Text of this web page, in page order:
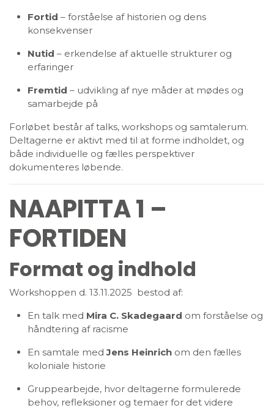
Fortid – forståelse af historien og dens
konsekvenser
Nutid – erkendelse af aktuelle strukturer og
erfaringer
Fremtid – udvikling af nye måder at mødes og
samarbejde på
Forløbet består af talks, workshops og samtalerum.
Deltagerne er aktivt med til at forme indholdet, og
både individuelle og fælles perspektiver
dokumenteres løbende.
NAAPITTA 1 –
FORTIDEN
Format og indhold
Workshoppen d. 13.11.2025 bestod af:
En talk med Mira C. Skadegaard om forståelse og
håndtering af racisme
En samtale medJens Heinrich om den fælles
koloniale historie
Gruppearbejde, hvor deltagerne formulerede
behov, refleksioner og temaer for det videre